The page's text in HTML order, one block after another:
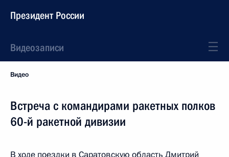
Президент России
Видеозаписи
Видео
Встреча с командирами ракетных полков
60-й ракетной дивизии